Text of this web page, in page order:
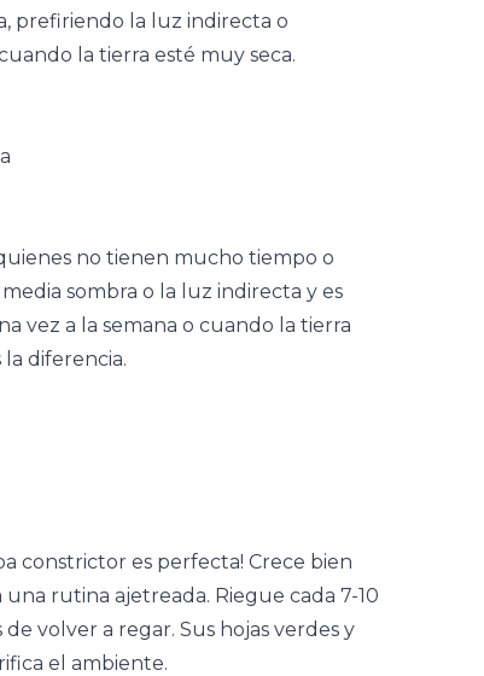
prefiriendo la luz indirecta o
la tierra esté muy seca.
no tienen mucho tiempo o
sombra o la luz indirecta y es
vez a la semana o cuando la tierra
diferencia.
constrictor es perfecta! Crece bien
rutina ajetreada. Riegue cada 7-10
volver a regar. Sus hojas verdes y
el ambiente.